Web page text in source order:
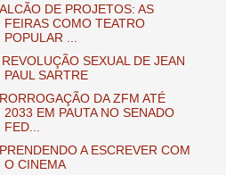
DE PROJETOS: AS
FEIRAS COMO TEATRO
POPULAR ...
REVOLUÇÃO SEXUAL DE JEAN
PAUL SARTRE
DA ZFM ATÉ
2033 EM PAUTA NO SENADO
FED...
A ESCREVER COM
O CINEMA